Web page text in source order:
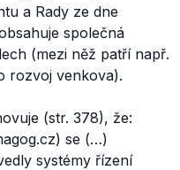
a Rady ze dne
společná
(mezi něž patří např.
rozvoj venkova).
(str. 378), že:
se (…)
systémy řízení